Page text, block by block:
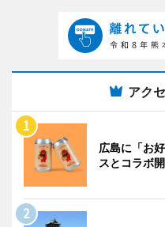
アク
広島に「お
スとコラボ